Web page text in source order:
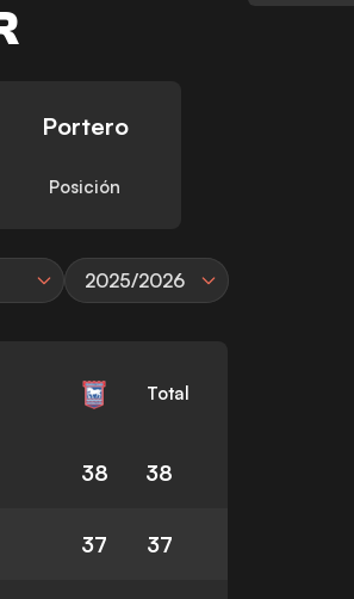
Portero
Posición
2025/2026
Total
38 38
37 37